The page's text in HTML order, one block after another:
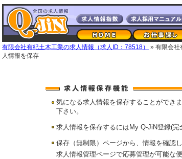
有限会社有紀土木工業の求人情報（求人ID：78518）
» 有限会社
人情報を保存
気になる求人情報を保存することができ
下さい。
求人情報を保存するにはMy Q-JiN登録(完
保存（無制限）ページから、情報を確認
求人情報管理ページで応募管理が可能な